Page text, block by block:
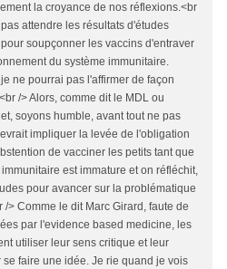
la croyance de nos réflexions.<br
attendre les résultats d'études
soupçonner les vaccins d'entraver
du système immunitaire.
ne pourrai pas l'affirmer de façon
/> Alors, comme dit le MDL ou
soyons humble, avant tout ne pas
impliquer la levée de l'obligation
de vacciner les petits tant que
immunitaire est immature et on réfléchit,
pour avancer sur la problématique
/> Comme le dit Marc Girard, faute de
par l'evidence based medicine, les
utiliser leur sens critique et leur
se faire une idée. Je rie quand je vois